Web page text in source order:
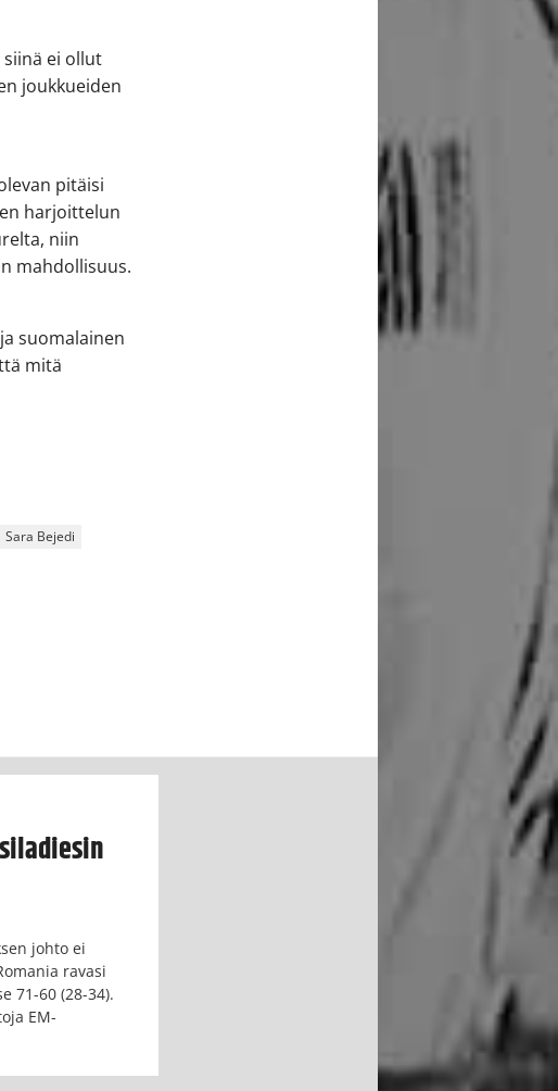
siinä ei ollut
joukkueiden
pitäisi
harjoittelun
niin
mahdollisuus.
suomalainen
mitä
Sara Bejedi
johto ei
ravasi
71-60 (28-34).
EM-